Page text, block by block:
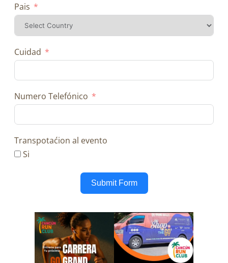
Pais
Cuidad
Numero Telefónico
Transpotaćion al evento
Si
Submit Form